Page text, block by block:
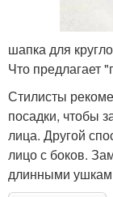
шапка для
Что предлагает
Стилисты
посадки, чтобы
лица. Другой
лицо с боков.
длинными